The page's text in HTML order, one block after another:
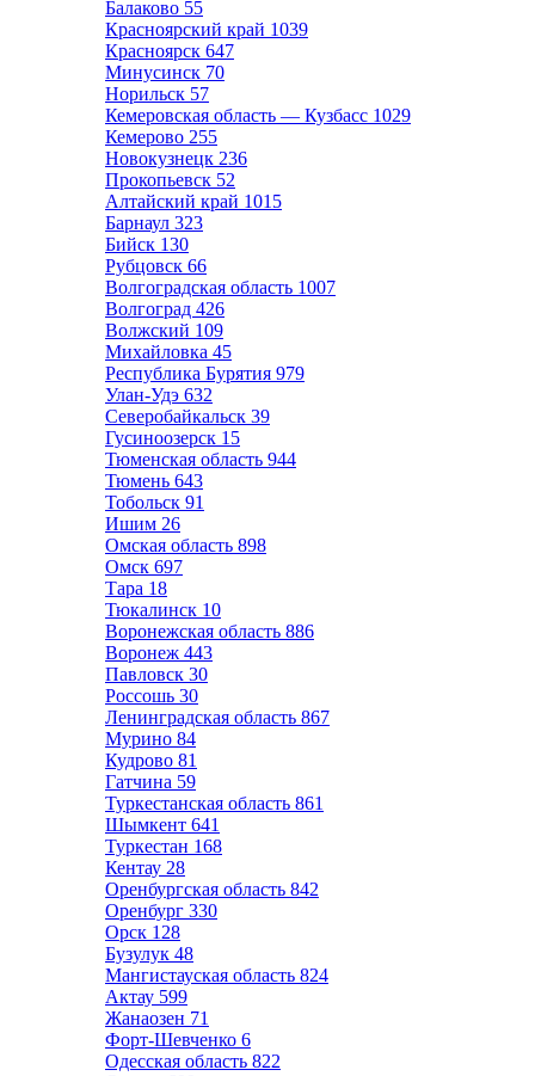
Балаково 55
Красноярский край 1039
Красноярск 647
Минусинск 70
Норильск 57
Кемеровская область — Кузбасс 1029
Кемерово 255
Новокузнецк 236
Прокопьевск 52
Алтайский край 1015
Барнаул 323
Бийск 130
Рубцовск 66
Волгоградская область 1007
Волгоград 426
Волжский 109
Михайловка 45
Республика Бурятия 979
Улан-Удэ 632
Северобайкальск 39
Гусиноозерск 15
Тюменская область 944
Тюмень 643
Тобольск 91
Ишим 26
Омская область 898
Омск 697
Тара 18
Тюкалинск 10
Воронежская область 886
Воронеж 443
Павловск 30
Россошь 30
Ленинградская область 867
Мурино 84
Кудрово 81
Гатчина 59
Туркестанская область 861
Шымкент 641
Туркестан 168
Кентау 28
Оренбургская область 842
Оренбург 330
Орск 128
Бузулук 48
Мангистауская область 824
Актау 599
Жанаозен 71
Форт-Шевченко 6
Одесская область 822